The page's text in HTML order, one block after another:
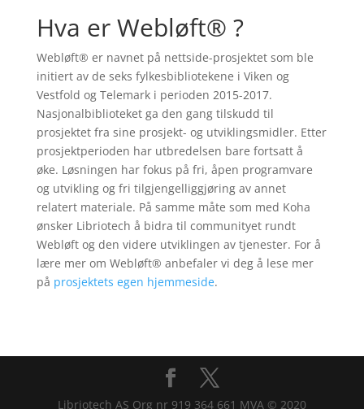
Hva er Webløft® ?
Webløft® er navnet på nettside-prosjektet som ble
initiert av de seks fylkesbibliotekene i Viken og
Vestfold og Telemark i perioden 2015-2017.
Nasjonalbiblioteket ga den gang tilskudd til
prosjektet fra sine prosjekt- og utviklingsmidler. Etter
prosjektperioden har utbredelsen bare fortsatt å
øke. Løsningen har fokus på fri, åpen programvare
og utvikling og fri tilgjengelliggjøring av annet
relatert materiale. På samme måte som med Koha
ønsker Libriotech å bidra til communityet rundt
Webløft og den videre utviklingen av tjenester. For å
lære mer om Webløft® anbefaler vi deg å lese mer
på prosjektets egen hjemmeside.
Libriotech AS Org nr 919 364 661 MVA © 2020